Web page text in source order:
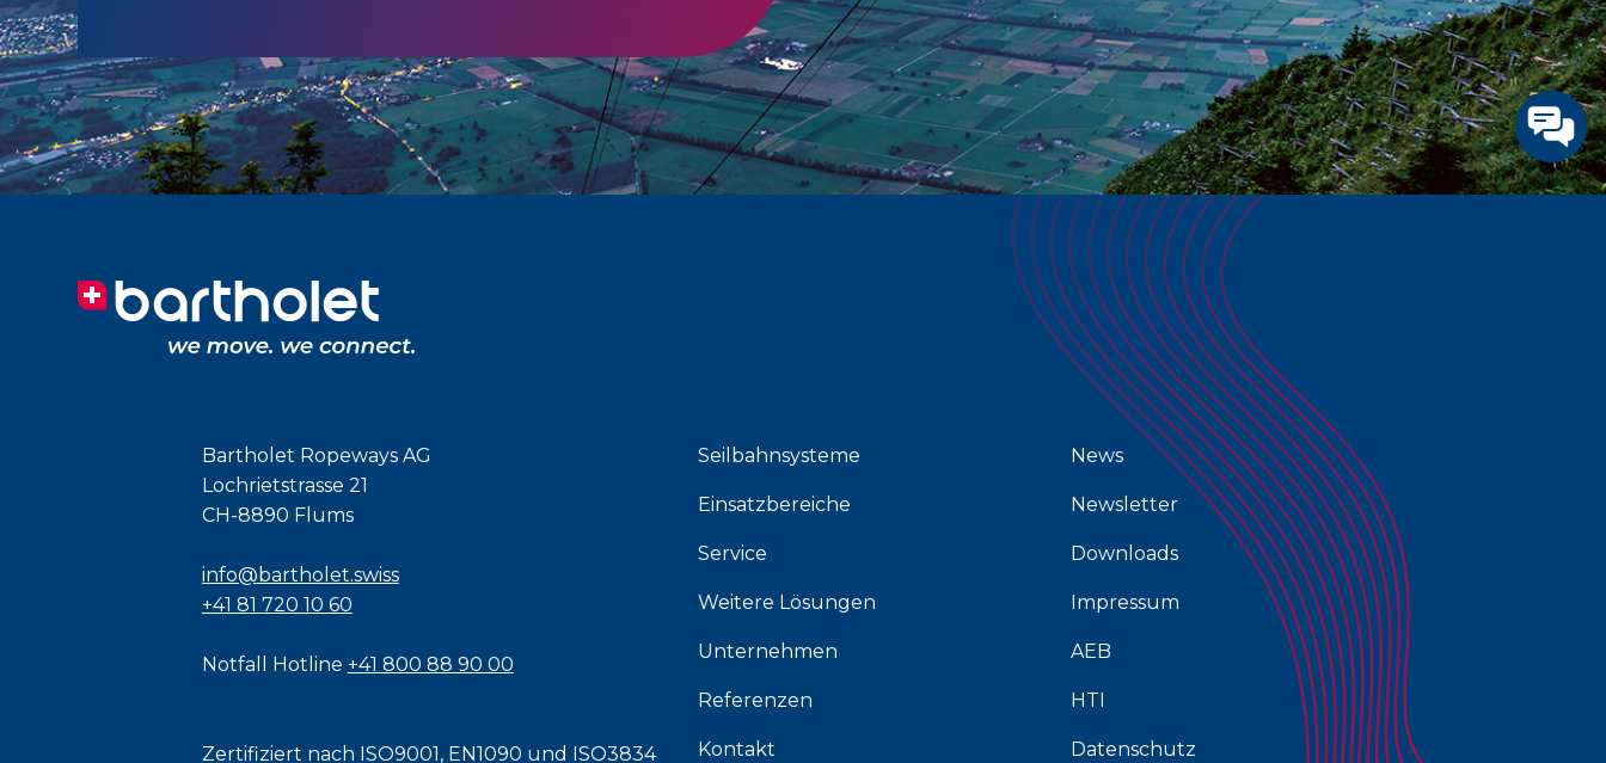
Bartholet Ropeways AG
Lochrietstrasse 21
CH-8890 Flums
info@bartholet.swiss
+41 81 720 10 60
Notfall Hotline +41 800 88 90 00
Zertifiziert nach ISO9001 , EN1090 und ISO3834
Seilbahnsysteme
Einsatzbereiche
Service
Weitere Lösungen
Unternehmen
Referenzen
Kontakt
News
Newsletter
Downloads
Impressum
AEB
HTI
Datenschutz